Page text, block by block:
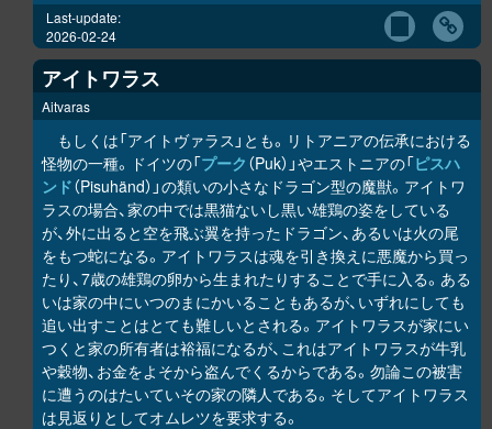
Last-update:
2026-02-24
アイトワラス
Aitvaras
もしくは「アイトヴァラス」とも。リトアニアの伝承における
怪物の一種。ドイツの「プーク （Puk）」やエストニアの「ピスハ
ンド（Pisuhänd）」の類いの小さなドラゴン型の魔獣。アイトワ
ラスの場合、家の中では黒猫ないし黒い雄鶏の姿をしている
が、外に出ると空を飛ぶ翼を持ったドラゴン、あるいは火の尾
をもつ蛇になる。アイトワラスは魂を引き換えに悪魔から買っ
たり、7歳の雄鶏の卵から生まれたりすることで手に入る。ある
いは家の中にいつのまにかいることもあるが、いずれにしても
追い出すことはとても難しいとされる。アイトワラスが家にい
つくと家の所有者は裕福になるが、これはアイトワラスが牛乳
や穀物、お金をよそから盗んでくるからである。勿論この被害
に遭うのはたいていその家の隣人である。そしてアイトワラス
は見返りとしてオムレツを要求する。